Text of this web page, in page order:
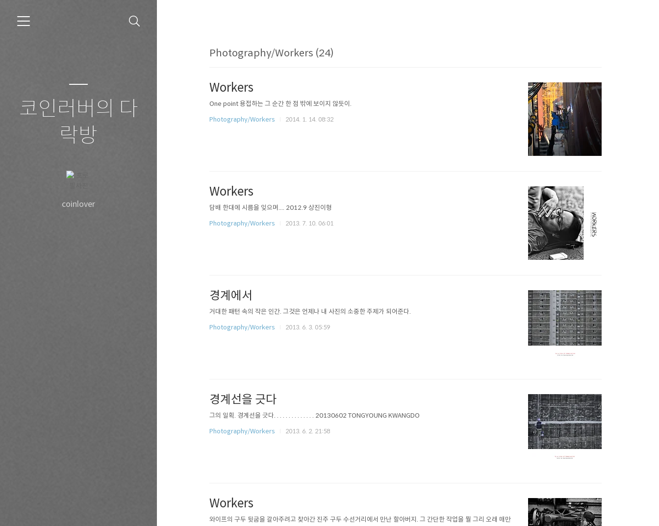
코인러버의 다
락방
coinlover
Photography/Workers (24)
Workers
One point 용접하는 그 순간 한 점 밖에 보이지 않듯이.
Photography/Workers
2014. 1. 14. 08:32
Workers
담배 한대에 시름을 잊으며.... 2012.9 상진이형
Photography/Workers
2013. 7. 10. 06:01
경계에서
거대한 패턴 속의 작은 인간. 그것은 언제나 내 사진의 소중한 주제가 되어준다.
Photography/Workers
2013. 6. 3. 05:59
경계선을 긋다
그의 일획. 경계선을 긋다. . . . . . . . . . . . . . 20130602 TONGYOUNG KWANGDO
Photography/Workers
2013. 6. 2. 21:58
Workers
와이프의 구두 뒷굽을 갈아주려고 찾아간 진주 구두 수선거리에서 만난 할아버지. 그 간단한 작업을 뭘 그리 오래 매만